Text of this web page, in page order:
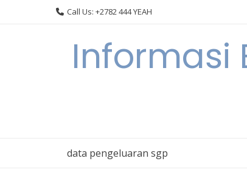
Call Us: +2782 444 YEAH
Informasi
data pengeluaran sgp